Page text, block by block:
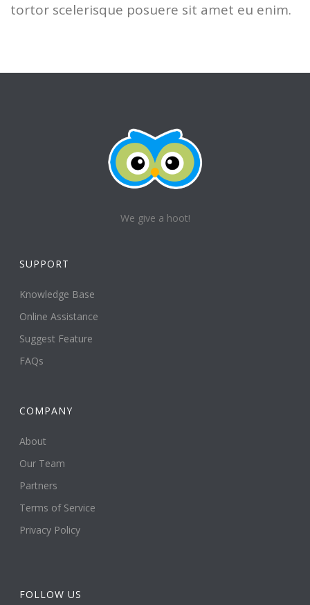
tortor scelerisque posuere sit amet eu enim.
We give a hoot!
SUPPORT
Knowledge Base
Online Assistance
Suggest Feature
FAQs
COMPANY
About
Our Team
Partners
Terms of Service
Privacy Policy
FOLLOW US